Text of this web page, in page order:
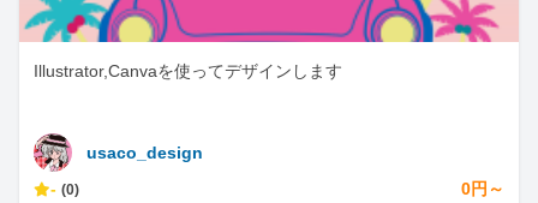
Illustrator,Canvaを使ってデザインします
usaco_design
- (0) 0円～